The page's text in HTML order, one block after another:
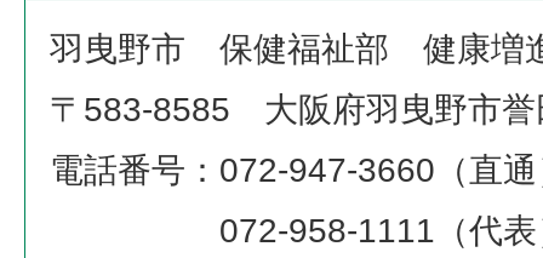
羽曳野市 保健福祉部 健康増
〒583-8585 大阪府羽曳野市誉
電話番号：072-947-3660（直
072-958-1111（代表